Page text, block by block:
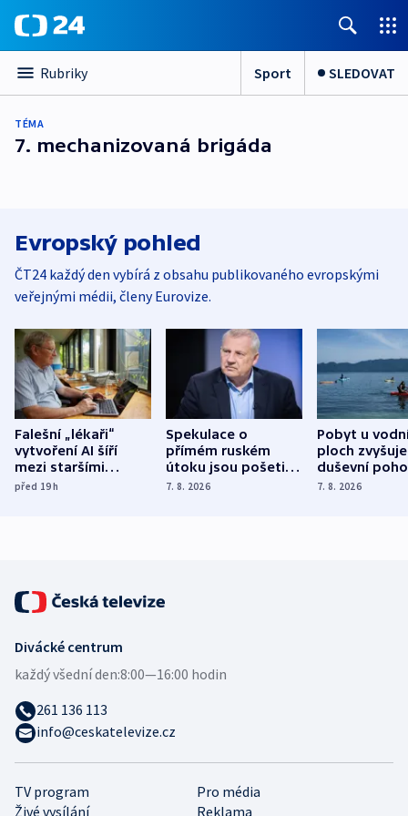
Rubriky Sport SLEDOVAT
TÉMA
7. mechanizovaná brigáda
Evropský pohled
ČT24 každý den vybírá z obsahu publikovaného evropskými
veřejnými médii, členy Eurovize.
Falešní „lékaři“
vytvoření AI šíří
mezi staršími
Poláky nebezpečné
před 19h
Spekulace o
přímém ruském
útoku jsou pošetilé,
míní estonský
7. 8. 2026
Pobyt u
ploch zvyšuje
duševní
ukázala
7. 8. 2026
TV program
Pro média
Živé vysílání
Reklama
Divácké centrum
každý všední den:8:00—16:00 hodin
261 136 113
info@ceskatelevize.cz